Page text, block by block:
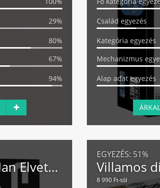
29%
80%
67%
94%
Család egyezés
Kategória egyezés
Mechanizmus
Alap adat egyezés
G.E.C. - Gátlástalan Elvetemültségek Cenzúrázatlanul
EGYEZÉS: 51%
Villamos
8 990 Ft-tól